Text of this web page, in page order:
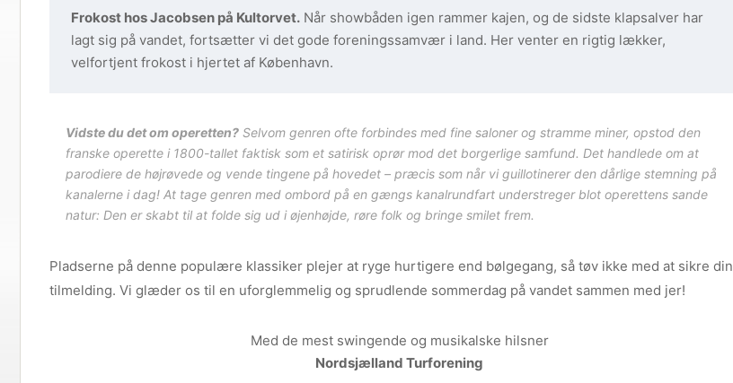
Frokost hos Jacobsen på Kultorvet. Når showbåden igen rammer kajen, og de sidste klapsalver har
lagt sig på vandet, fortsætter vi det gode foreningssamvær i land. Her venter en rigtig lækker,
velfortjent frokost i hjertet af København.
Vidste du det om operetten? Selvom genren ofte forbindes med fine saloner og stramme miner, opstod den
franske operette i 1800-tallet faktisk som et satirisk oprør mod det borgerlige samfund. Det handlede om at
parodiere de højrøvede og vende tingene på hovedet – præcis som når vi guillotinerer den dårlige stemning på
kanalerne i dag! At tage genren med ombord på en gængs kanalrundfart understreger blot operettens sande
natur: Den er skabt til at folde sig ud i øjenhøjde, røre folk og bringe smilet frem.
Pladserne på denne populære klassiker plejer at ryge hurtigere end bølgegang, så tøv ikke med at sikre din
tilmelding. Vi glæder os til en uforglemmelig og sprudlende sommerdag på vandet sammen med jer!
Med de mest swingende og musikalske hilsner
Nordsjælland Turforening